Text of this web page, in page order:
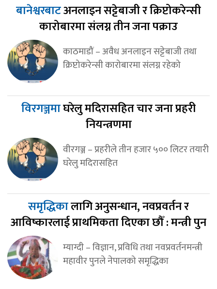
बानेश्वरबाटअनलाइन सट्टेबाजी र क्रिप्टोकरेन्सी
कारोबारमा संलग्न तीन जना पक्राउ
काठमाडौं – अवैध अनलाइन सट्टेबाजी तथा
क्रिप्टोकरेन्सी कारोबारमा संलग्न रहेको
विरगञ्जमाघरेलु मदिरासहित चार जना प्रहरी
नियन्त्रणमा
वीरगञ्ज – प्रहरीले तीन हजार ५०० लिटर तयारी
घरेलु मदिरासहित
समृद्धिकालागि अनुसन्धान, नवप्रवर्तन र
आविष्कारलाई प्राथमिकता दिएका छौँ : मन्त्री पुन
म्याग्दी – विज्ञान, प्रविधि तथा नवप्रवर्तनमन्त्री
महावीर पुनले नेपालको समृद्धिका